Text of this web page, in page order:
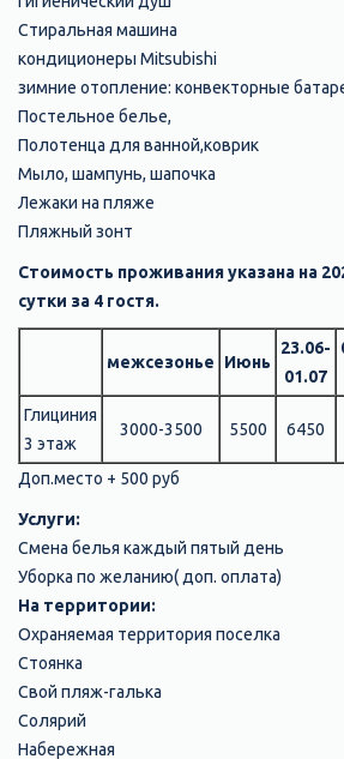
Стиральная машина
кондиционеры Mitsubishi
зимние отопление: конвекторные
Постельное белье,
Полотенца для ванной,коврик
Мыло, шампунь, шапочка
Лежаки на пляже
Пляжный зонт
Стоимость проживания указана на
сутки за 4 гостя.
межсезонье Июнь
23.06-
01.07
Глициния
3 этаж
3000-3500 5500 6450
Доп.место + 500 руб
Услуги:
​Смена белья каждый пятый день
Уборка по желанию( доп. оплата)
На территории:
Охраняемая территория поселка
Стоянка
Свой пляж-галька
Солярий
Набережная